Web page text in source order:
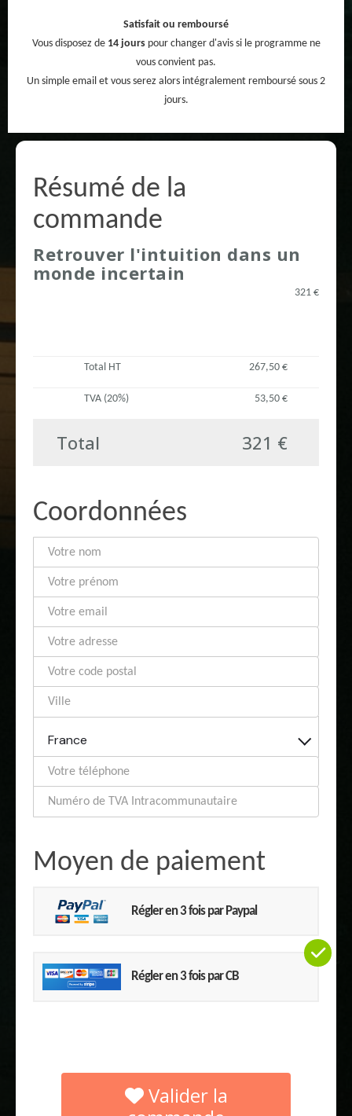
Satisfait ou remboursé
Vous disposez de 14 jourspour changer d'avis si le programme ne
vous convient pas.
Un simple email et vous serez alors intégralement remboursé sous 2
jours.
Résumé de la
commande
Retrouver l'intuition dans un
monde incertain
321 €
Total HT 267,50 €
TVA (20%) 53,50 €
Total 321 €
Coordonnées
France
Moyen de paiement
Régler en 3 fois par Paypal
Régler en 3 fois par CB
Valider la